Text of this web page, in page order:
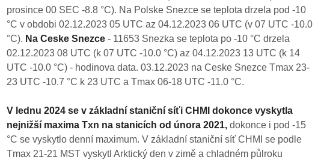
prosince 00 SEC -8.8 °C). Na Polske Snezce se teplota drzela pod -10
°C v obdobi 02.12.2023 05 UTC az 04.12.2023 06 UTC (v 07 UTC -10.0
°C). Na Ceske Snezce- 11653 Snezka se teplota po -10 °C drzela
02.12.2023 08 UTC (k 07 UTC -10.0 °C) az 04.12.2023 13 UTC (k 14
UTC -10.0 °C) - hodinova data. 03.12.2023 na Ceske Snezce Tmax 23-
23 UTC -10.7 °C k 23 UTC a Tmax 06-18 UTC -11.0 °C.
V lednu 2024 se v základní staniční síťi CHMI dokonce vyskytla
nejnižší maxima Txn na stanicích od února 2021,dokonce i pod -15
°C se vyskytlo denní maximum. V základní staniční síť CHMI se podle
Tmax 21-21 MST vyskytl Arktický den v zimě a chladném půlroku